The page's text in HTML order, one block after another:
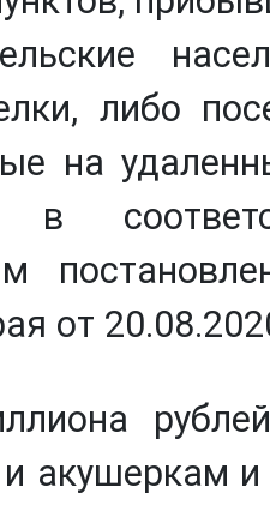
либо
на
в
от
акушеркам